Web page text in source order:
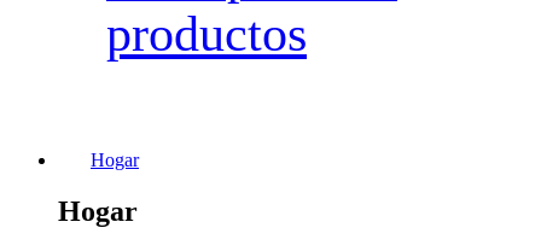
productos
Hogar
Hogar